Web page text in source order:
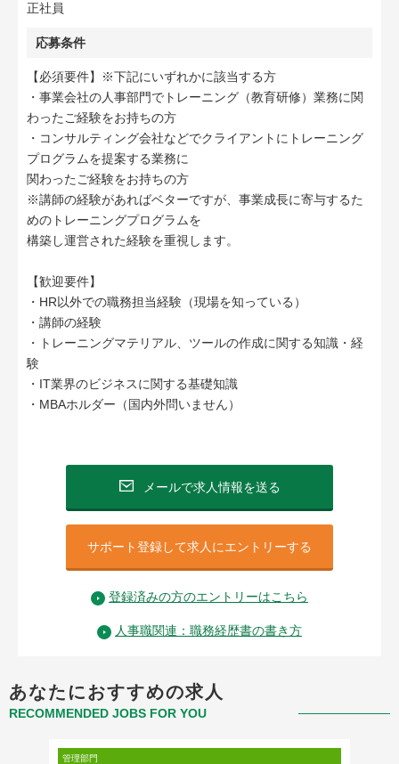
正社員
応募条件
【必須要件】※下記にいずれかに該当する方
・事業会社の人事部門でトレーニング（教育研修）業務に関
わったご経験をお持ちの方
・コンサルティング会社などでクライアントにトレーニング
プログラムを提案する業務に
関わったご経験をお持ちの方
※講師の経験があればベターですが、事業成長に寄与するた
めのトレーニングプログラムを
構築し運営された経験を重視します。
【歓迎要件】
・HR以外での職務担当経験（現場を知っている）
・講師の経験
・トレーニングマテリアル、ツールの作成に関する知識・経
験
・IT業界のビジネスに関する基礎知識
・MBAホルダー（国内外問いません）
メールで求人情報を送る
サポート登録して求人にエントリーする
登録済みの方のエントリーはこちら
人事職関連：職務経歴書の書き方
あなたにおすすめの求人
RECOMMENDED JOBS FOR YOU
管理部門